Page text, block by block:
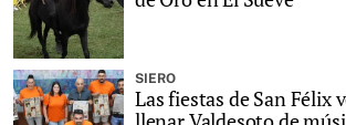
SIERO
Las fiestas de San Félix